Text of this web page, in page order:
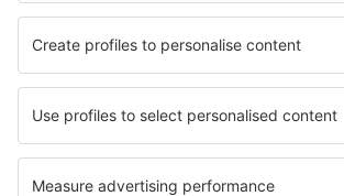
Aerolíneas
Ryanair
Vueling
Iberia
Air Europa
Wizz Air